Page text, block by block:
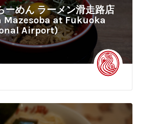
ーめん ラーメン滑走路店
at Fukuoka
Airport)